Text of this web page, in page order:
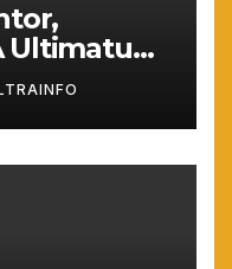
Ultimatum
Siap